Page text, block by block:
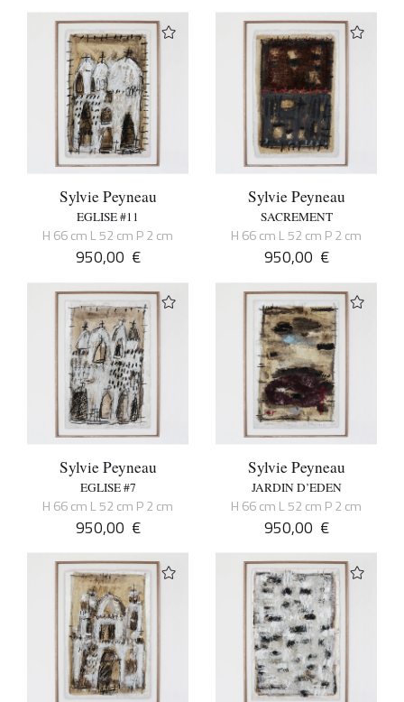
Sylvie Peyneau
EGLISE #11
H 66 cm L 52 cm P 2 cm
950,00 €
Sylvie Peyneau
SACREMENT
H 66 cm L 52 cm P 2 cm
950,00 €
Sylvie Peyneau
EGLISE #7
H 66 cm L 52 cm P 2 cm
950,00 €
Sylvie Peyneau
JARDIN D’EDEN
H 66 cm L 52 cm P 2 cm
950,00 €